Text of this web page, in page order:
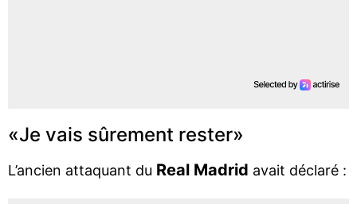
«Je vais sûrement rester»
L’ancien attaquant du Real Madrid avait déclaré :